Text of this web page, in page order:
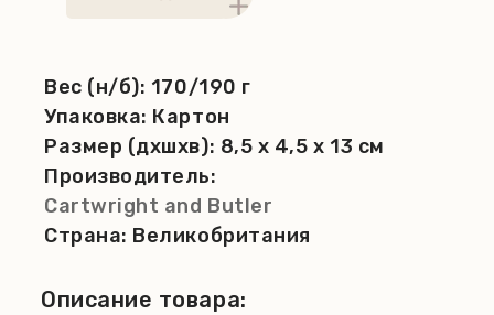
Вес (н/б): 170/190 г
Упаковка: Картон
Размер (дхшхв): 8,5 x 4,5 x 13 см
Производитель:
Cartwright and Butler
Страна: Великобритания
Описание товара: